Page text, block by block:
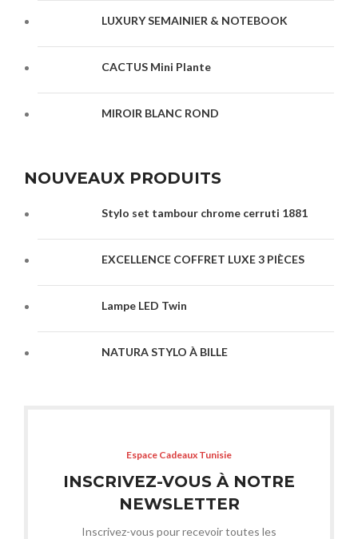
LUXURY SEMAINIER & NOTEBOOK
CACTUS Mini Plante
MIROIR BLANC ROND
NOUVEAUX PRODUITS
Stylo set tambour chrome cerruti 1881
EXCELLENCE COFFRET LUXE 3 PIÈCES
Lampe LED Twin
NATURA STYLO À BILLE
Espace Cadeaux Tunisie
INSCRIVEZ-VOUS À NOTRE
NEWSLETTER
Inscrivez-vous pour recevoir toutes les